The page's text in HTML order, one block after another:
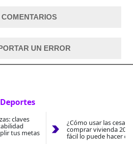
COMENTARIOS
UN ERROR
Deportes
claves
tus metas
¿Cómo usar las
comprar vivienda
fácil lo puede hacer